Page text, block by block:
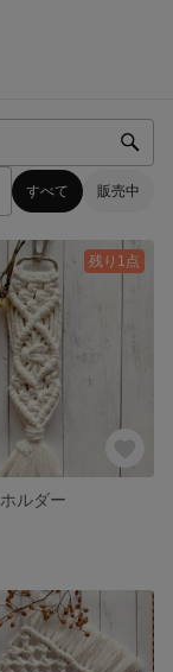
すべて 販売中
残り1点
ルダー